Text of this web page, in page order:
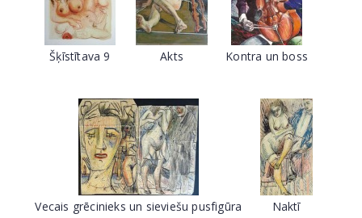
Šķīstītava 9 Akts Kontra un boss
Vecais grēcinieks un sieviešu pusfigūra Naktī